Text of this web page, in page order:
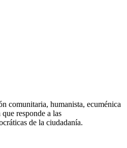
comunitaria, humanista, ecuménica
responde a las
de la ciudadanía.